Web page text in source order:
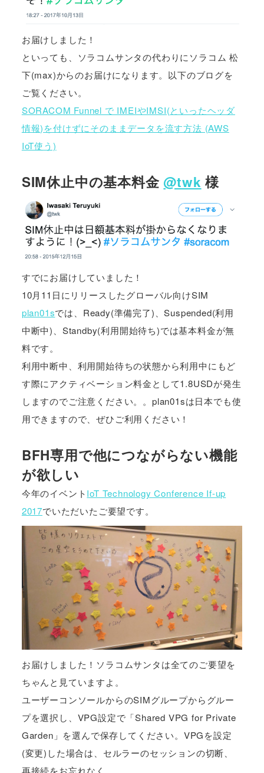
お届けしました！
といっても、ソラコムサンタの代わりにソラコム 松
下(max)からのお届けになります。以下のブログを
ご覧ください。
SORACOM Funnel で IMEIやIMSI(といったヘッダ
情報)を付けずにそのままデータを流す方法 (AWS
IoT使う)
SIM休止中の基本料金 @twk 様
すでにお届けしていました！
10月11日にリリースしたグローバル向けSIM
plan01sでは、Ready(準備完了)、Suspended(利用
中断中)、Standby(利用開始待ち)では基本料金が無
料です。
利用中断中、利用開始待ちの状態から利用中にもど
す際にアクティベーション料金として1.8USDが発生
しますのでご注意ください。。plan01sは日本でも使
用できますので、ぜひご利用ください！
BFH専用で他につながらない機能
が欲しい
今年のイベントIoT Technology Conference If-up
2017でいただいたご要望です。
お届けしました！ソラコムサンタは全てのご要望を
ちゃんと見ていますよ。
ユーザーコンソールからのSIMグループからグルー
プを選択し、VPG設定で「Shared VPG for Private
Garden」を選んで保存してください。VPGを設定
(変更)した場合は、セルラーのセッションの切断、
再接続をお忘れなく。